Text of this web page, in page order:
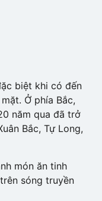
biệt khi có đến
Ở phía Bắc,
năm qua đã trở
Bắc, Tự Long,
món ăn tinh
sóng truyền